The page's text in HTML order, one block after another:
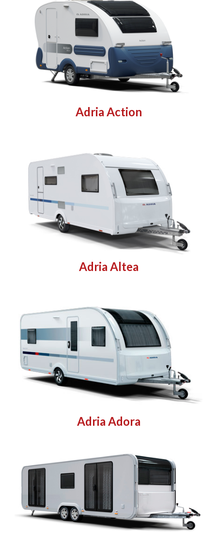
Adria Action
Adria Altea
Adria Adora